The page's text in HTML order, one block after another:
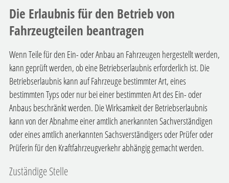
Die Erlaubnis für den Betrieb von
Fahrzeugteilen beantragen
Wenn Teile für den Ein- oder Anbau an Fahrzeugen hergestellt werden,
kann geprüft werden, ob eine Betriebserlaubnis erforderlich ist. Die
Betriebserlaubnis kann auf Fahrzeuge bestimmter Art, eines
bestimmten Typs oder nur bei einer bestimmten Art des Ein- oder
Anbaus beschränkt werden. Die Wirksamkeit der Betriebserlaubnis
kann von der Abnahme einer amtlich anerkannten Sachverständigen
oder eines amtlich anerkannten Sachsverständigers oder Prüfer oder
Prüferin für den Kraftfahrzeugverkehr abhängig gemacht werden.
Zuständige Stelle